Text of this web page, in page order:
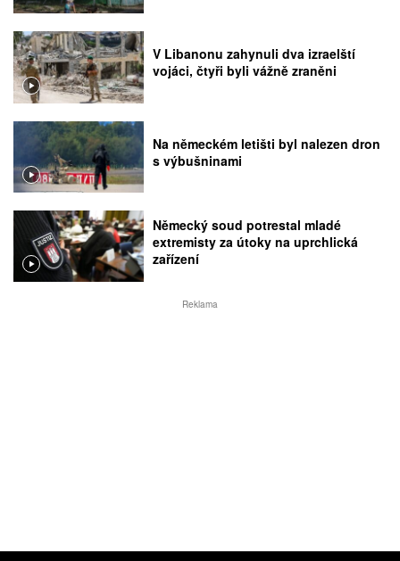
V Libanonu zahynuli dva izraelští
vojáci, čtyři byli vážně zraněni
Na německém letišti byl nalezen dron
s výbušninami
Německý soud potrestal mladé
extremisty za útoky na uprchlická
zařízení
Reklama